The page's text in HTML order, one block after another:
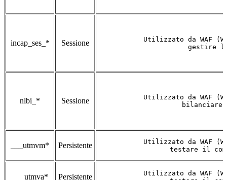
incap_ses_* Sessione
Utilizzato da WAF
gestire
nlbi_* Sessione
Utilizzato da WAF
bilanciare
___utmvm* Persistente
Utilizzato da WAF
testare il
___utmva* Persistente
Utilizzato da WAF